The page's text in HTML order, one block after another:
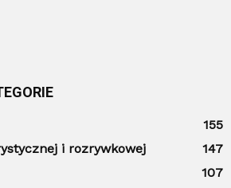
155
i rozrywkowej
147
107